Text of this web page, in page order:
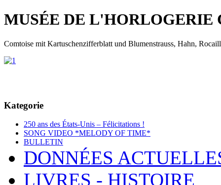
MUSÉE DE L'HORLOGERIE
Comtoise mit Kartuschenzifferblatt und Blumenstrauss, Hahn,
Kategorie
250 ans des États-Unis – Félicitations !
SONG VIDEO *MELODY OF TIME*
BULLETIN
DONNÉES
LIVRES - HISTOIRE